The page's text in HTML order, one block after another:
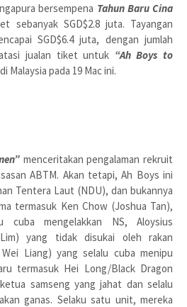
bersempena Tahun Baru Cina
sebanyak SGD$2.8 juta. Tayangan
SGD$6.4 juta, dengan jumlah
jualan tiket untuk “Ah Boys to
Malaysia pada 19 Mac ini.
menceritakan pengalaman rekruit
ABTM. Akan tetapi, Ah Boys ini
Tentera Laut (NDU), dan bukannya
termasuk Ken Chow (Joshua Tan),
cuba mengelakkan NS, Aloysius
yang tidak disukai oleh rakan
Liang) yang selalu cuba menipu
termasuk Hei Long/Black Dragon
samseng yang jahat dan selalu
ganas. Selaku satu unit, mereka